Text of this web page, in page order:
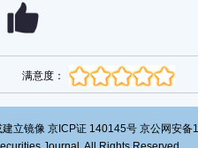
召集、召开符合《公司法》等有关法
文件和《公司章程》的规定。经与会监
置募集资金暂时补充流动资金的议
股份收购吉林瀚丰矿业科技有限公
募集配套资金项目，募集资金总额5.10
元用于募投项目建设。2021年2月25
满意度：
立镜像 京ICP证 140145号 京公网安